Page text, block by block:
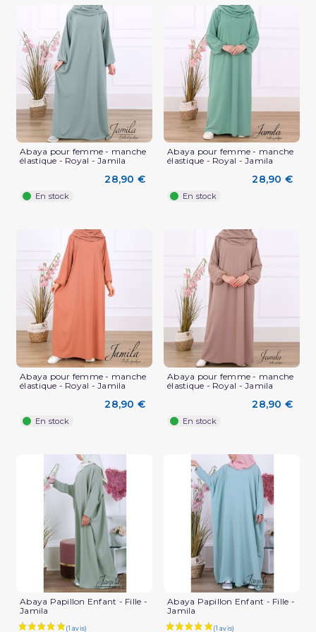
Abaya pour femme - manche
élastique - Royal - Jamila
28,90 €
En stock
Abaya pour femme - manche
élastique - Royal - Jamila
28,90 €
En stock
Abaya pour femme - manche
élastique - Royal - Jamila
28,90 €
En stock
Abaya pour femme - manche
élastique - Royal - Jamila
28,90 €
En stock
Abaya Papillon Enfant - Fille -
Jamila
Abaya Papillon Enfant - Fille -
Jamila